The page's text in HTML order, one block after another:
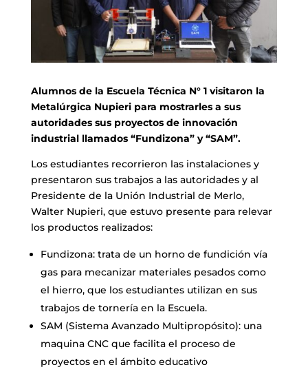
Alumnos de la Escuela Técnica N° 1 visitaron la
Metalúrgica Nupieri para mostrarles a sus
autoridades sus proyectos de innovación
industrial llamados “Fundizona” y “SAM”.
Los estudiantes recorrieron las instalaciones y
presentaron sus trabajos a las autoridades y al
Presidente de la Unión Industrial de Merlo,
Walter Nupieri, que estuvo presente para relevar
los productos realizados:
Fundizona: trata de un horno de fundición vía
gas para mecanizar materiales pesados como
el hierro, que los estudiantes utilizan en sus
trabajos de tornería en la Escuela.
SAM (Sistema Avanzado Multipropósito): una
maquina CNC que facilita el proceso de
proyectos en el ámbito educativo